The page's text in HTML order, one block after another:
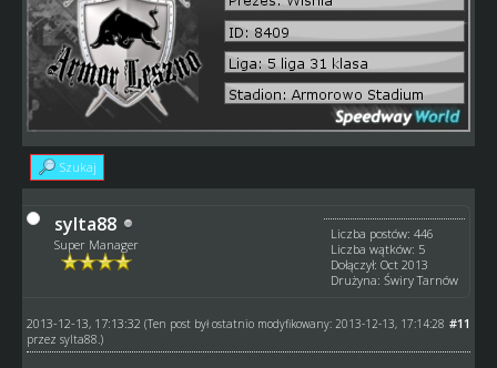
Szukaj
sylta88
Super Manager
Liczba postów: 446
Liczba wątków: 5
Dołączył: Oct 2013
Drużyna: Świry Tarnów
#11
2013-12-13, 17:13:32 (Ten post był ostatnio modyfikowany: 2013-12-13, 17:14:28
przez sylta88 .)